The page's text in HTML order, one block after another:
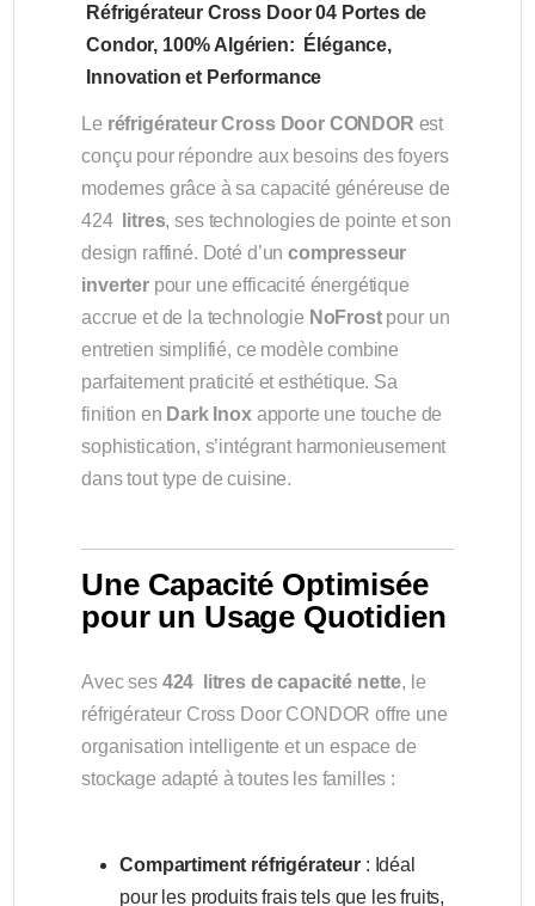
Réfrigérateur Cross Door 04 Portes de
Condor, 100% Algérien: Élégance,
Innovation et Performance
Le réfrigérateur Cross Door CONDOR est
conçu pour répondre aux besoins des foyers
modernes grâce à sa capacité généreuse de
424
litres, ses technologies de pointe et son
design raffiné. Doté d’uncompresseur
inverterpour une efficacité énergétique
accrue et de la technologie NoFrostpour un
entretien simplifié, ce modèle combine
parfaitement praticité et esthétique. Sa
finition en Dark Inoxapporte une touche de
sophistication, s’intégrant harmonieusement
dans tout type de cuisine.
Une Capacité Optimisée
pour un Usage Quotidien
Avec ses424 litres de capacité nette, le
réfrigérateur Cross Door CONDOR offre une
organisation intelligente et un espace de
stockage adapté à toutes les familles :
Compartiment réfrigérateur : Idéal
pour les produits frais tels que les fruits,